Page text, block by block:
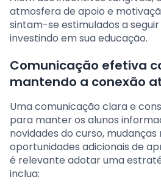
atmosfera de apoio e
sintam-se estimulados a
investindo em sua educação.
Comunicação efetiva
mantendo a conexão
Uma comunicação clara e
para manter os alunos
novidades do curso,
oportunidades adicionais de
é relevante adotar uma
inclua: